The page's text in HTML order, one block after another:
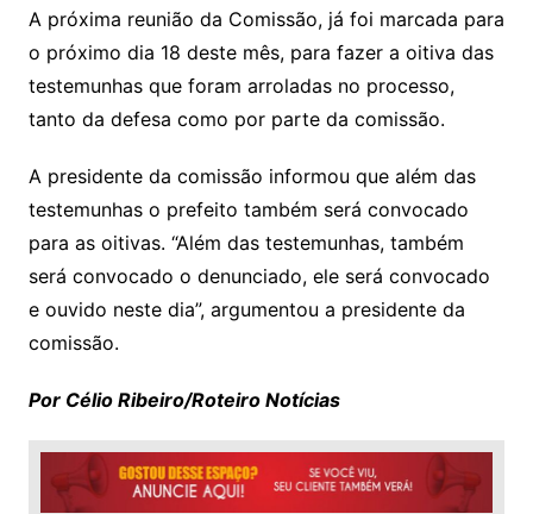
A próxima reunião da Comissão, já foi marcada para
o próximo dia 18 deste mês, para fazer a oitiva das
testemunhas que foram arroladas no processo,
tanto da defesa como por parte da comissão.
A presidente da comissão informou que além das
testemunhas o prefeito também será convocado
para as oitivas. “Além das testemunhas, também
será convocado o denunciado, ele será convocado
e ouvido neste dia”, argumentou a presidente da
comissão.
Por Célio Ribeiro/Roteiro Notícias